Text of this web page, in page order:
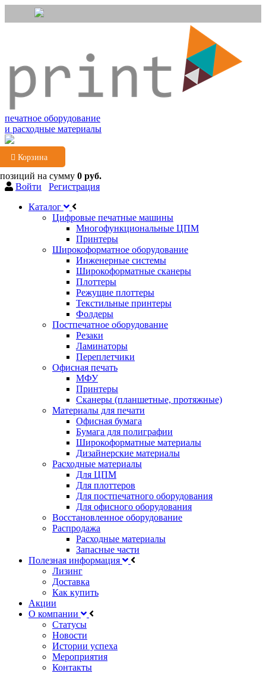
печатное оборудование
и расходные материалы
Корзина
на сумму 0 руб.
Войти
Регистрация
Каталог
Цифровые печатные машины
Многофункциональные ЦПМ
Принтеры
Широкоформатное оборудование
Инженерные системы
Широкоформатные сканеры
Плоттеры
Режущие плоттеры
Текстильные принтеры
Фолдеры
Постпечатное оборудование
Резаки
Ламинаторы
Переплетчики
Офисная печать
МФУ
Принтеры
Сканеры (планшетные, протяжные)
Материалы для печати
Офисная бумага
Бумага для полиграфии
Широкоформатные материалы
Дизайнерские материалы
Расходные материалы
Для ЦПМ
Для плоттеров
Для постпечатного оборудования
Для офисного оборудования
Восстановленное оборудование
Распродажа
Расходные материалы
Запасные части
Полезная информация
Лизинг
Доставка
Как купить
Акции
О компании
Статусы
Новости
Истории успеха
Мероприятия
Контакты